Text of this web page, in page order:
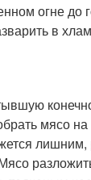
огне до
в
мясо
лишним,